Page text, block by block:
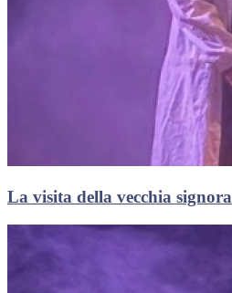
La visita della vecchia signora